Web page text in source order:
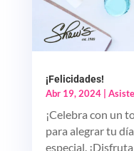
¡Felicidades!
Abr 19, 2024|
¡Celebra con un
para alegrar tu
especial. ¡Disfruta